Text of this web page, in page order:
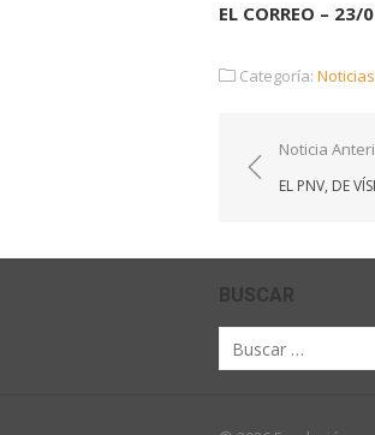
EL CORREO – 23/
Categoría: Noticias
de
Noticia
EL PNV, DE
BUSCAR
Buscar
por: